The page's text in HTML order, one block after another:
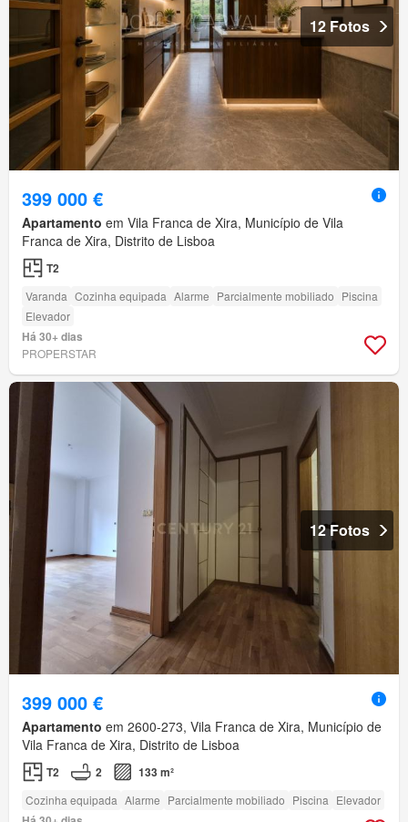
12 Fotos
399 000 €
Apartamento em Vila Franca de Xira, Município de Vila
Franca de Xira, Distrito de Lisboa
T2
Varanda Cozinha equipada Alarme Parcialmente mobiliado Piscina
Elevador
Há 30+ dias
PROPERSTAR
12 Fotos
399 000 €
Apartamento em 2600-273, Vila Franca de Xira, Município de
Vila Franca de Xira, Distrito de Lisboa
T2 2 133 m²
Cozinha equipada Alarme Parcialmente mobiliado Piscina Elevador